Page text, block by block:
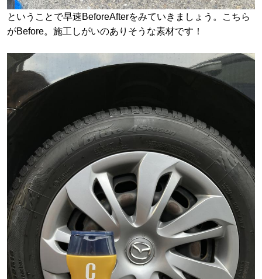
ということで早速BeforeAfterをみていきましょう。こちら
がBefore。施工しがいのありそうな素材です！